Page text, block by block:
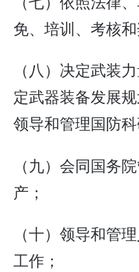
免、培训、考核
（八）决定武装
定武器装备发展
领导和管理国防科
（九）会同国务
产；
（十）领导和管
工作；